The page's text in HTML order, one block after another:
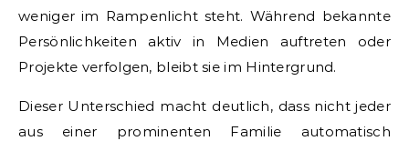
weniger im Rampenlicht steht. Während bekannte
Persönlichkeiten aktiv in Medien auftreten oder
Projekte verfolgen, bleibt sie im Hintergrund.
Dieser Unterschied macht deutlich, dass nicht jeder
aus einer prominenten Familie automatisch